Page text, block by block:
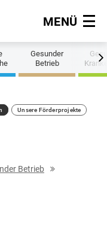
MENÜ
Gesunder
Betrieb
Next
Unsere Förderprojekte
Betrieb